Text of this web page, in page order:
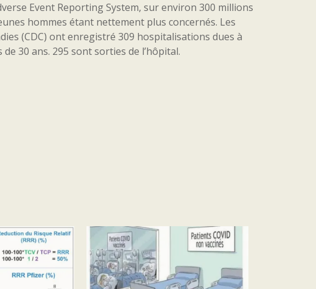
Event Reporting System, sur environ 300 millions
hommes étant nettement plus concernés. Les
(CDC) ont enregistré 309 hospitalisations dues à
30 ans. 295 sont sorties de l’hôpital.